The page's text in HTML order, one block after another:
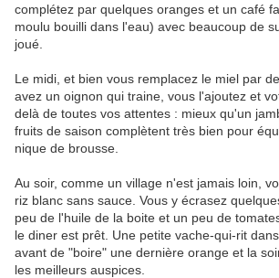
complétez par quelques oranges et un café
moulu bouilli dans l'eau) avec beaucoup de
joué.
Le midi, et bien vous remplacez le miel par
avez un oignon qui traine, vous l'ajoutez et
delà de toutes vos attentes : mieux qu'un
fruits de saison complètent très bien pour
nique de brousse.
Au soir, comme un village n'est jamais loin,
riz blanc sans sauce. Vous y écrasez
peu de l'huile de la boite et un peu de
le diner est prêt. Une petite vache-qui-rit
avant de "boire" une dernière orange et la
les meilleurs auspices.